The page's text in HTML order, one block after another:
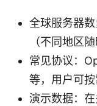
全球服务器
（不同地区
常见协议：
等，用户可按
演示数据：